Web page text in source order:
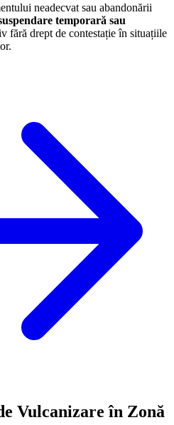
neadecvat sau abandonării
temporară sau
fără drept de contestație în situațiile
Vulcanizare în Zonă